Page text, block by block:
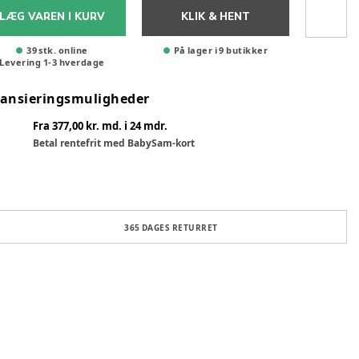
LÆG VAREN I KURV
39 stk. online
Levering 1-3 hverdage
KLIK & HENT
På lager i 9 butikker
Fra 377,00 kr. md. i 24 mdr.
Betal rentefrit med BabySam-kort
365 DAGES RETURRET